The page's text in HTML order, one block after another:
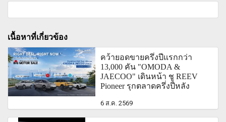
เนื้อหาที่เกี่ยวข้อง
คว้ายอดขายครึ่งปีแรกกว่า
13,000 คัน "OMODA &
JAECOO" เดินหน้า ชู REEV
Pioneer รุกตลาดครึ่งปีหลัง
6 ส.ค. 2569